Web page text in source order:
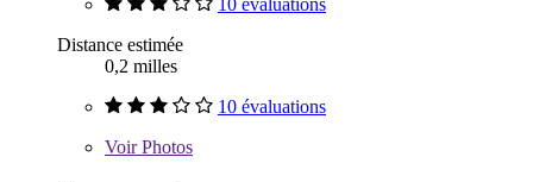
10 évaluations
Distance estimée
0,2 milles
10 évaluations
VoirPhotos